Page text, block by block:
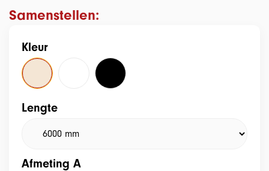
Samenstellen:
Kleur
Lengte
Afmeting A